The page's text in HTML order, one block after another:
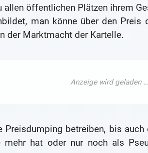
allen öffentlichen Plätzen ihrem
man könne über den Preis
der Marktmacht der Kartelle.
Preisdumping betreiben, bis
mehr hat oder nur noch als